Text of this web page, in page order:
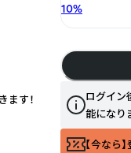
10%
ログイン
能になり
【今なら
ます！